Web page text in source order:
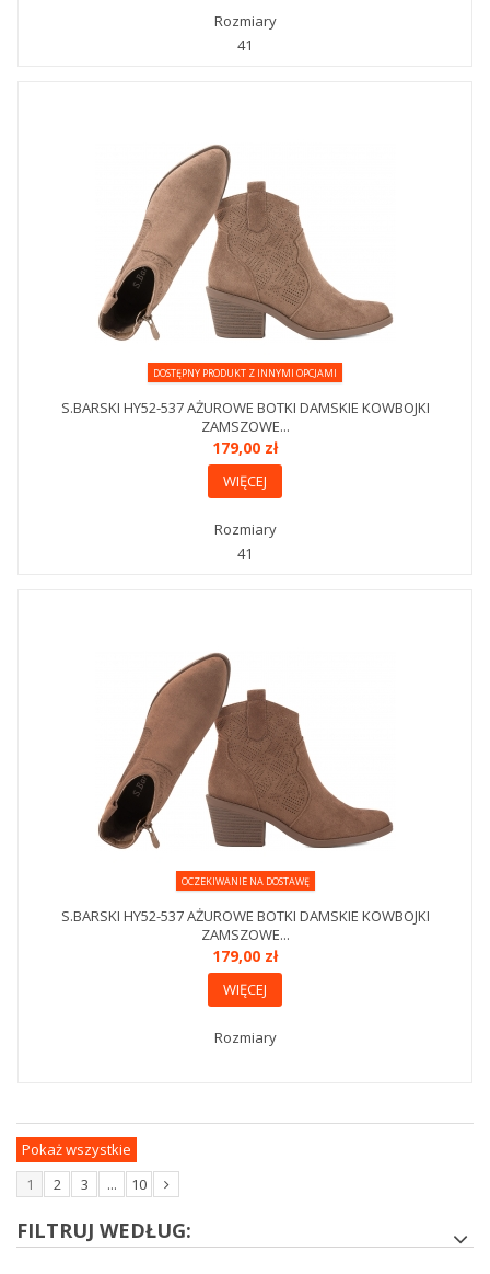
Rozmiary
41
DOSTĘPNY PRODUKT Z INNYMI OPCJAMI
S.BARSKI HY52-537 AŻUROWE BOTKI DAMSKIE KOWBOJKI
ZAMSZOWE...
179,00 zł
WIĘCEJ
Rozmiary
41
OCZEKIWANIE NA DOSTAWĘ
S.BARSKI HY52-537 AŻUROWE BOTKI DAMSKIE KOWBOJKI
ZAMSZOWE...
179,00 zł
WIĘCEJ
Rozmiary
Pokaż wszystkie
1
2 3 ... 10
FILTRUJ WEDŁUG: